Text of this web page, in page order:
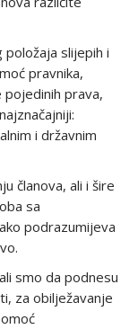
slijepih i
pravnika,
prava,
i državnim
članova, ali i šire
sa
podrazumijeva
smo da podnesu
za obilježavanje